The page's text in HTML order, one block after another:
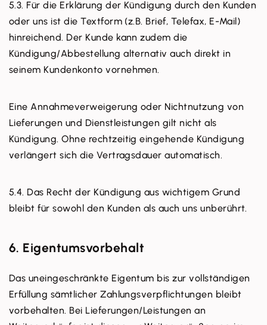
5.3. Für die Erklärung der Kündigung durch den Kunden
oder uns ist die Textform (z.B. Brief, Telefax, E-Mail)
hinreichend. Der Kunde kann zudem die
Kündigung/Abbestellung alternativ auch direkt in
seinem Kundenkonto vornehmen.
Eine Annahmeverweigerung oder Nichtnutzung von
Lieferungen und Dienstleistungen gilt nicht als
Kündigung. Ohne rechtzeitig eingehende Kündigung
verlängert sich die Vertragsdauer automatisch.
5.4. Das Recht der Kündigung aus wichtigem Grund
bleibt für sowohl den Kunden als auch uns unberührt.
6. Eigentumsvorbehalt
Das uneingeschränkte Eigentum bis zur vollständigen
Erfüllung sämtlicher Zahlungsverpflichtungen bleibt
vorbehalten. Bei Lieferungen/Leistungen an